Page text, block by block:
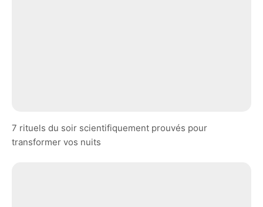
7 rituels du soir scientifiquement prouvés pour
transformer vos nuits